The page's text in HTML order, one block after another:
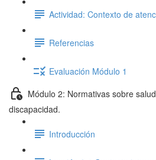
Actividad: Contexto de
Referencias
Evaluación Módulo 1
Módulo 2: Normativas sobre
discapacidad.
Introducción